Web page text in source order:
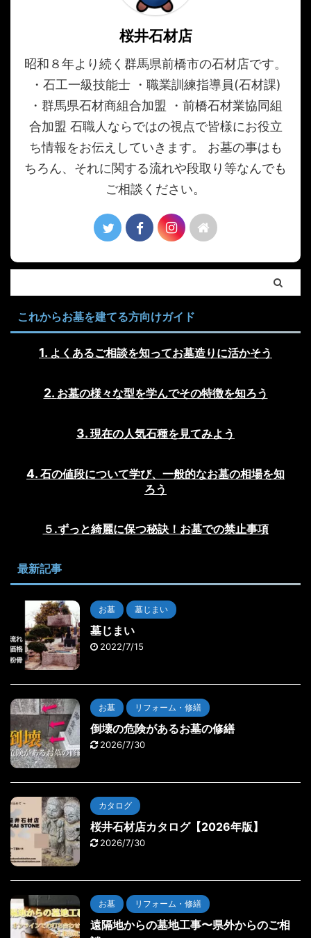
桜井石材店
昭和８年より続く群馬県前橋市の石材店です。
・石工一級技能士 ・職業訓練指導員(石材課)
・群馬県石材商組合加盟 ・前橋石材業協同組
合加盟 石職人ならではの視点で皆様にお役立
ち情報をお伝えしていきます。 お墓の事はも
ちろん、それに関する流れや段取り等なんでも
ご相談ください。
これからお墓を建てる方向けガイド
よくあるご相談を知ってお墓造りに活かそう
お墓の様々な型を学んでその特徴を知ろう
現在の人気石種を見てみよう
石の値段について学び、一般的なお墓の相場を知
ろう
５.ずっと綺麗に保つ秘訣！お墓での禁止事項
最新記事
お墓 墓じまい
墓じまい
2022/7/15
お墓 リフォーム・修繕
倒壊の危険があるお墓の修繕
2026/7/30
カタログ
桜井石材店カタログ【2026年版】
2026/7/30
お墓 リフォーム・修繕
遠隔地からの墓地工事〜県外からのご相